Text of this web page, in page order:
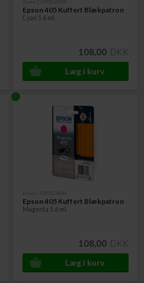
Epson 405 Kuffert Blækpatron
Cyan 5,6 ml.
108,00 DKK
Epson 405 Kuffert Blækpatron
Magenta 5,6 ml.
108,00 DKK